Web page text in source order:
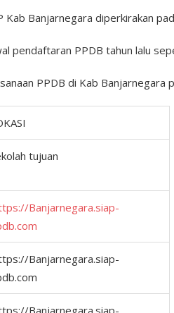
Kab Banjarnegara diperkirakan
pendaftaran PPDB tahun lalu
PPDB di Kab
tujuan
Banjarnegara.siap-
Banjarnegara.siap-
Banjarnegara.siap-